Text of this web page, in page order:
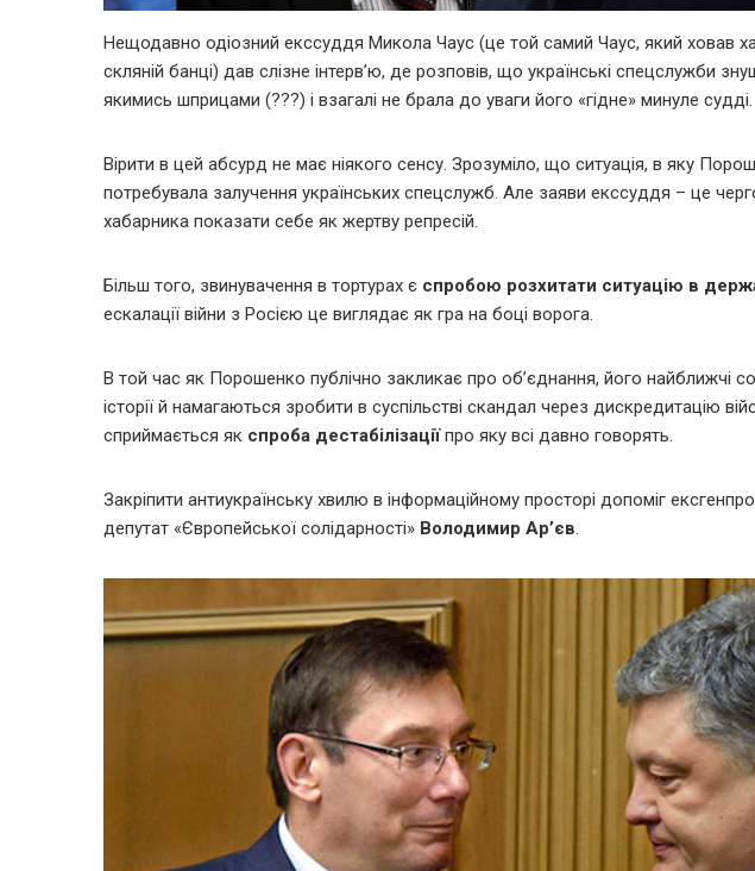
Нещодавно одіозний екссуддя Микола Чаус (це той самий Чаус, який ховав
скляній банці) дав слізне інтерв’ю, де розповів, що українські спецслужби
якимись шприцами (???) і взагалі не брала до уваги його «гідне» минуле судді.
Вірити в цей абсурд не має ніякого сенсу. Зрозуміло, що ситуація, в яку
потребувала залучення українських спецслужб. Але заяви екссуддя – це
хабарника показати себе як жертву репресій.
Більш того, звинувачення в тортурах є спробою розхитати ситуацію в
ескалації війни з Росією це виглядає як гра на боці ворога.
В той час як Порошенко публічно закликає про об’єднання, його найближчі
історії й намагаються зробити в суспільстві скандал через дискредитацію
сприймається як спроба дестабілізаціїпро яку всі давно говорять.
Закріпити антиукраїнську хвилю в інформаційному просторі допоміг
депутат «Європейської солідарності» Володимир Ар’єв.